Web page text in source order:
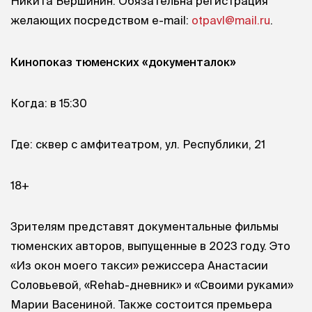
желающих посредством e-mail: otpavl@mail.ru.
Кинопоказ тюменских «документалок»
Когда: в 15:30
Где: сквер с амфитеатром, ул. Республики, 21
18+
Зрителям представят документальные фильмы
тюменских авторов, выпущенные в 2023 году. Это
«Из окон моего такси» режиссера Анастасии
Соловьевой, «Rehab-дневник» и «Своими руками»
Марии Васениной. Также состоится премьера